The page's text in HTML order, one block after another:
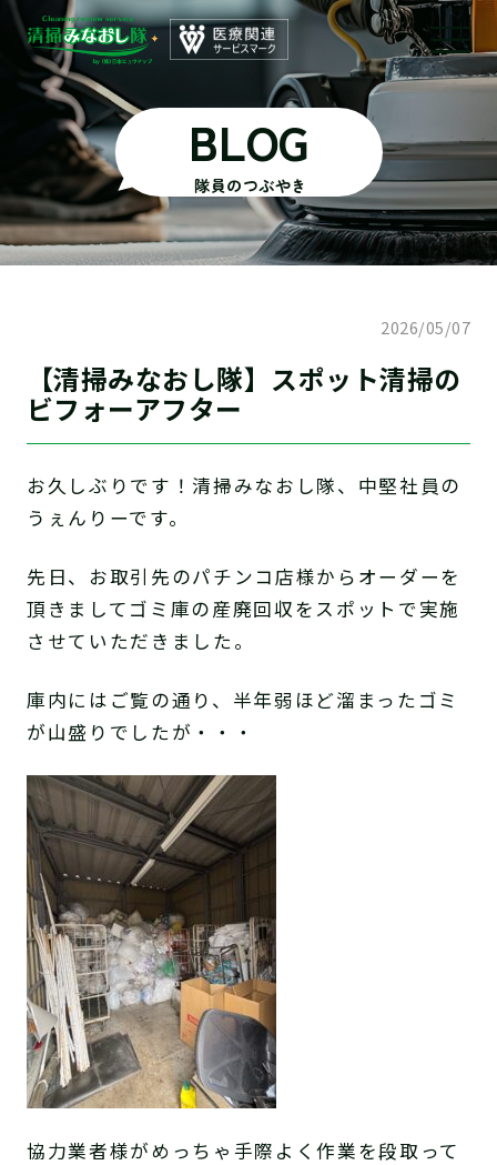
隊員のつぶやき
BLOG
2026/05/07
【清掃みなおし隊】スポット清掃の
ビフォーアフター
お久しぶりです！清掃みなおし隊、中堅社員の
うぇんりーです。
先日、お取引先のパチンコ店様からオーダーを
頂きましてゴミ庫の産廃回収をスポットで実施
させていただきました。
庫内にはご覧の通り、半年弱ほど溜まったゴミ
が山盛りでしたが・・・
協力業者様がめっちゃ手際よく作業を段取って